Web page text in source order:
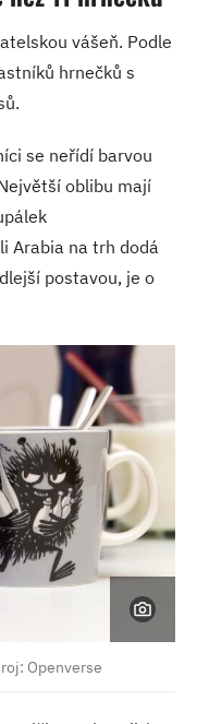
vášeň. Podle
hrnečků s
se neřídí barvou
oblibu mají
Arabia na trh dodá
postavou, je o
Openverse